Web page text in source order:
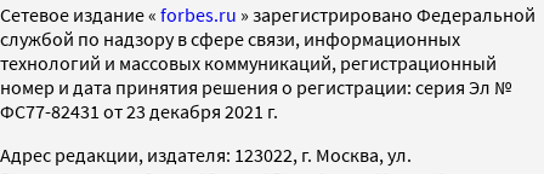
Cетевое издание « forbes.ru » зарегистрировано Федеральной
службой по надзору в сфере связи, информационных
технологий и массовых коммуникаций, регистрационный
номер и дата принятия решения о регистрации: серия Эл №
ФС77-82431 от 23 декабря 2021 г.
Адрес редакции, издателя: 123022, г. Москва, ул.